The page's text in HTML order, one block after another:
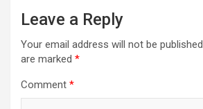
Leave a Reply
Your email address will not be published.
are marked *
Comment *